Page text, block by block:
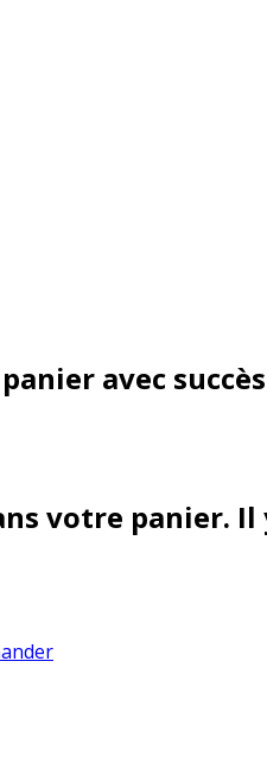
avec succès
votre panier. Il